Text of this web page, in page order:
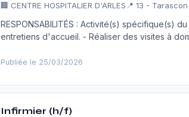
🏢 CENTRE HOSPITALIER D'ARLES 📍 13 - Tarascon
RESPONSABILITÉS : Activité(s) spécifique(s)
entretiens d'accueil. - Réaliser des visites à
Publiée le 25/03/2026
Infirmier (h/f)